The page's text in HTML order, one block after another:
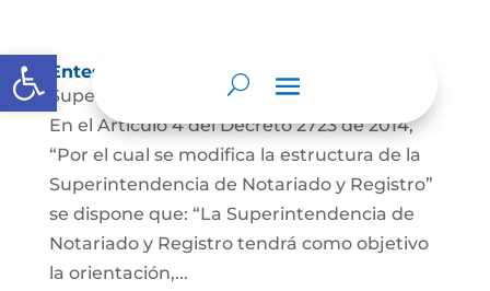
Abrir barra de herramientas
Entes y autoridades que lo vigilan
Superintendencia de Notariado y Registro
En el Artículo 4 del Decreto 2723 de 2014,
“Por el cual se modifica la estructura de la
Superintendencia de Notariado y Registro”
se dispone que: “La Superintendencia de
Notariado y Registro tendrá como objetivo
la orientación,...